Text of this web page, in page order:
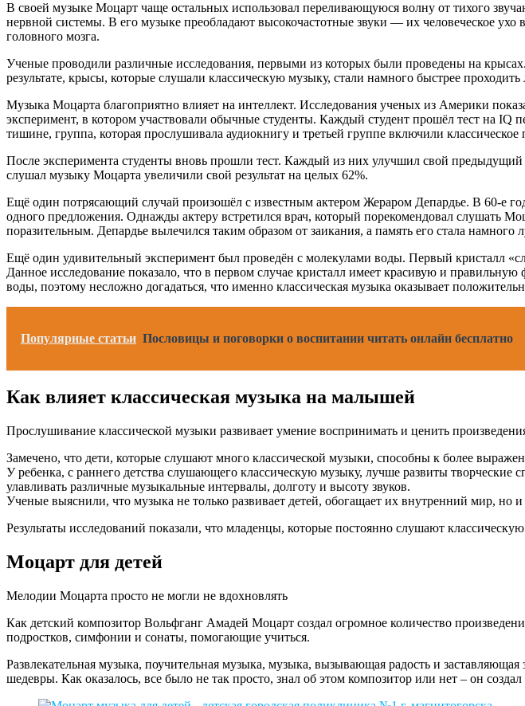
В своей музыке Моцарт чаще остальных использовал переливающуюся волну от тихого
нервной системы. В его музыке преобладают высокочастотные звуки — их человеческое ухо
головного мозга.
Ученые проводили различные исследования, первыми из которых были проведены на
результате, крысы, которые слушали классическую музыку, стали намного быстрее
Музыка Моцарта благоприятно влияет на интеллект. Исследования ученых из Америки
эксперимент, в котором участвовали обычные студенты. Каждый студент прошёл тест на
тишине, группа, которая прослушивала аудиокнигу и третьей группе включили
После эксперимента студенты вновь прошли тест. Каждый из них улучшил свой
слушал музыку Моцарта увеличили свой результат на целых 62%.
Ещё один потрясающий случай произошёл с известным актером Жераром Депардье. В 60-е
одного предложения. Однажды актеру встретился врач, который порекомендовал слушать
поразительным. Депардье вылечился таким образом от заикания, а память его стала
Ещё один удивительный эксперимент был проведён с молекулами воды. Первый кристалл
Данное исследование показало, что в первом случае кристалл имеет красивую и
воды, поэтому несложно догадаться, что именно классическая музыка оказывает
Популярные статьи Пословицы и поговорки о воспитании читать онлайн бесплатно
Как влияет классическая музыка на малышей
Прослушивание классической музыки развивает умение воспринимать и ценить
Замечено, что дети, которые слушают много классической музыки, способны к более
У ребенка, с раннего детства слушающего классическую музыку, лучше развиты
улавливать различные музыкальные интервалы, долготу и высоту звуков.
Ученые выяснили, что музыка не только развивает детей, обогащает их внутренний мир, но
Результаты исследований показали, что младенцы, которые постоянно слушают
Моцарт для детей
Мелодии Моцарта просто не могли не вдохновлять
Как детский композитор Вольфганг Амадей Моцарт создал огромное количество
подростков, симфонии и сонаты, помогающие учиться.
Развлекательная музыка, поучительная музыка, музыка, вызывающая радость и
шедевры. Как оказалось, все было не так просто, знал об этом композитор или нет – он